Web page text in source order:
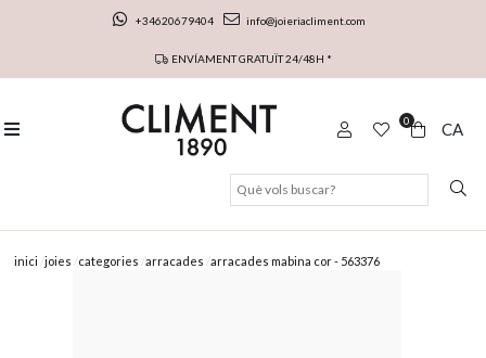
+34620679404 info@joieriacliment.com
ENVÍAMENT GRATUÏT 24/48H *
0 CA
inici joies categories arracades arracades mabina cor - 563376